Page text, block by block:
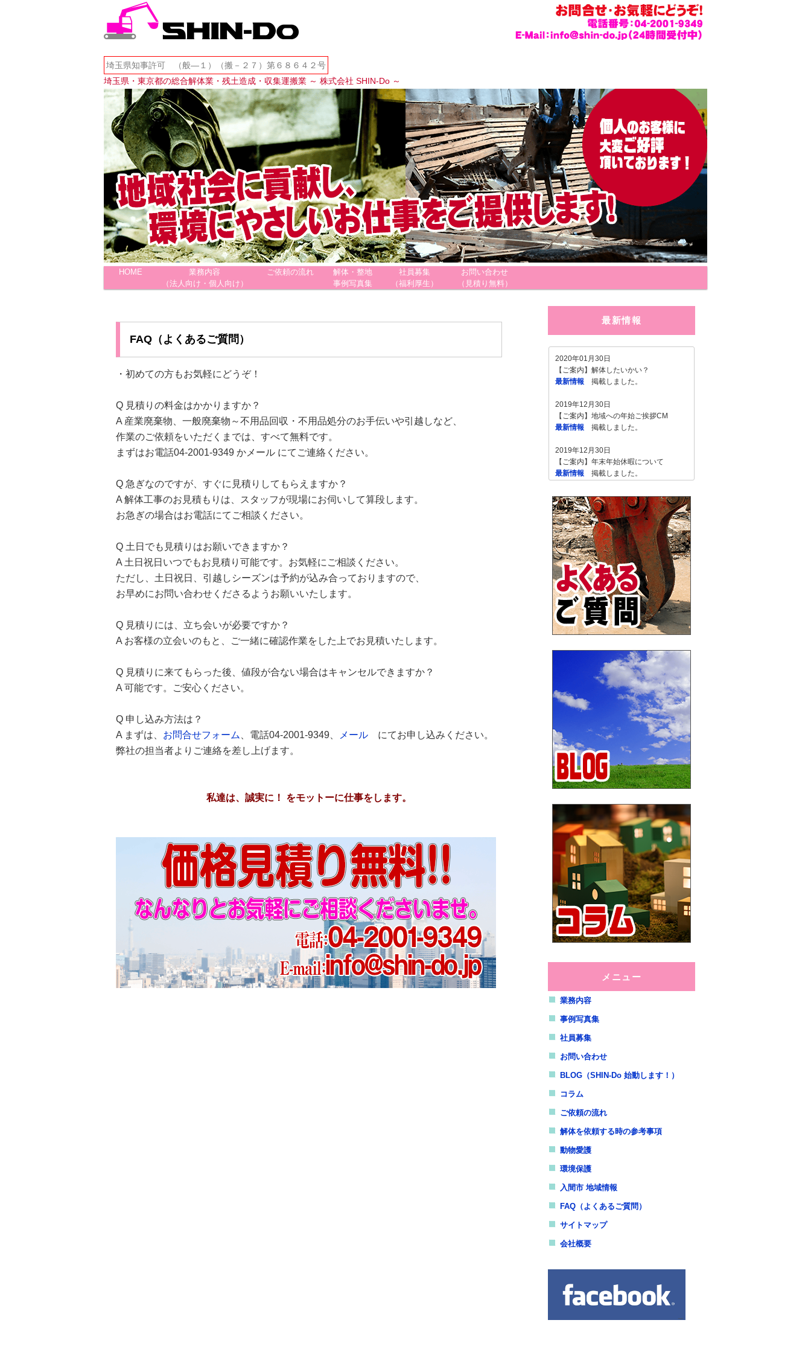
株式会社SHIN-Do｜総合解体業・残
土造成・収集運搬業 ～ 埼玉・東京～
埼玉県知事許可 （般―１）（搬－２７）第６８６４２号
埼玉県・東京都の総合解体業・残土造成・収集運搬業 ～ 株式会社 SHIN-Do ～
メインメニュー
メインコンテンツへ移動
サブコンテンツへ移動
HOME
業務内容
（法人向け・個人向け）
ご依頼の流れ
解体・整地
事例写真集
社員募集
（福利厚生）
お問い合わせ
（見積り無料）
FAQ（よくあるご質問）
・初めての方もお気軽にどうぞ！
Q 見積りの料金はかかりますか？
A 産業廃棄物、一般廃棄物～不用品回収・不用品処分のお手伝いや引越しなど、
作業のご依頼をいただくまでは、すべて無料です。
まずはお電話04-2001-9349 かメール にてご連絡ください。
Q 急ぎなのですが、すぐに見積りしてもらえますか？
A 解体工事のお見積もりは、スタッフが現場にお伺いして算段します。
お急ぎの場合はお電話にてご相談ください。
Q 土日でも見積りはお願いできますか？
A 土日祝日いつでもお見積り可能です。お気軽にご相談ください。
ただし、土日祝日、引越しシーズンは予約が込み合っておりますので、
お早めにお問い合わせくださるようお願いいたします。
Q 見積りには、立ち会いが必要ですか？
A お客様の立会いのもと、ご一緒に確認作業をした上でお見積いたします。
Q 見積りに来てもらった後、値段が合ない場合はキャンセルできますか？
A 可能です。ご安心ください。
Q 申し込み方法は？
A まずは、 お問合せフォーム 、電話04-2001-9349、 メール にてお申し込みください。
弊社の担当者よりご連絡を差し上げます。
私達は、誠実に！ をモットーに仕事をします。
最新情報
2020年01月30日
【ご案内】解体したいかい？
最新情報 掲載しました。
2019年12月30日
【ご案内】地域への年始ご挨拶CM
最新情報 掲載しました。
2019年12月30日
【ご案内】年末年始休暇について
最新情報 掲載しました。
2017年02月18日
【ご報告】 看板犬 ・ のんちゃん が来ま
した！
最新情報掲載しました。
2017年01月4日
急募！中途採用者・アルバイト
最新情報 掲載しました。
2017年01月3日
あけましておめでとうございます！
最新情報掲載しました。
掲載しました。
2016年12月7日
忘年会開催！
最新情報
掲載しました。
2016年12月3日
お客様の声｜相羽建設株式会社様
最新情報 掲載しました。
2016年11月28日
最新情報掲載しました。
2016年11月7日
【お仕事・事例】草むしり・整地もお任
せください！
最新情報掲載しました。
2016年11月1日
応援しています！◆シャイン・オン！
キッズ◆
最新情報 掲載しました。
2016年08月11日
掲載しました。
2016年06月30日
オンズフェスティバルズ2016）
最新情報掲載しました。
2016年05月19日
最新情報
掲載しました。
メニュー
業務内容
事例写真集
社員募集
お問い合わせ
BLOG（SHIN-Do 始動します！）
コラム
ご依頼の流れ
解体を依頼する時の参考事項
動物愛護
環境保護
入間市 地域情報
FAQ（よくあるご質問）
サイトマップ
会社概要